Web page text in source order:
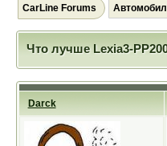
CarLine Forums
Что лучше Lexia3-
Darck